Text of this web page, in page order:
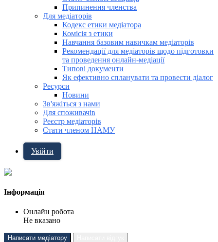
Припинення членства
Для медіаторів
Кодекс етики медіатора
Комісія з етики
Навчання базовим навичкам медіаторів
Рекомендації для медіаторів щодо підготовки
та проведення онлайн-медіації
Типові документи
Як ефективно спланувати та провести діалог
Ресурси
Новини
Зв'яжіться з нами
Для споживачів
Реєстр медіаторів
Стати членом НАМУ
Увійти
Інформація
Онлайн робота
Не вказано
Написати медіатору